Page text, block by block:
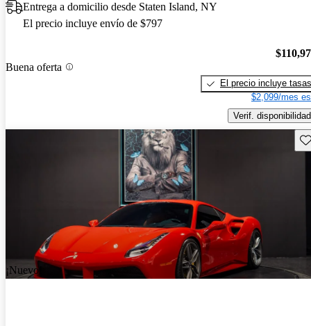
Entrega a domicilio desde Staten Island, NY
El precio incluye envío de $797
Buena oferta
El precio incluye tasas
$2,099/mes
Verif. disponibilidad
¡Nuevo!